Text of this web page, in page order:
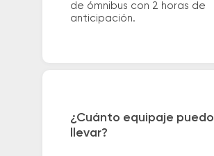
de ómnibus con 2 horas de
anticipación.
¿Cuánto equipaje puedo
llevar?